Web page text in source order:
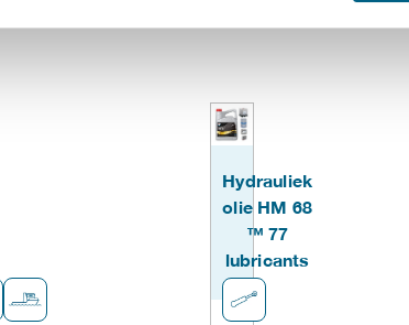
Hoge thermische en
Hoge dispersancy en detergency
Hydrauliek
olie HM 68
™ 77
lubricants